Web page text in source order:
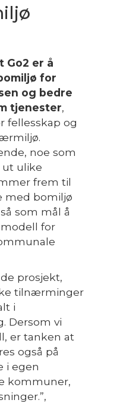
Go2 er å
for
og bedre
tjenester,
fellesskap og
noe som
ut ulike
frem til
med bomiljø
som mål å
for
prosjekt,
tilnærminger
i
Dersom vi
er tanken at
også på
i egen
kommuner,
.”,